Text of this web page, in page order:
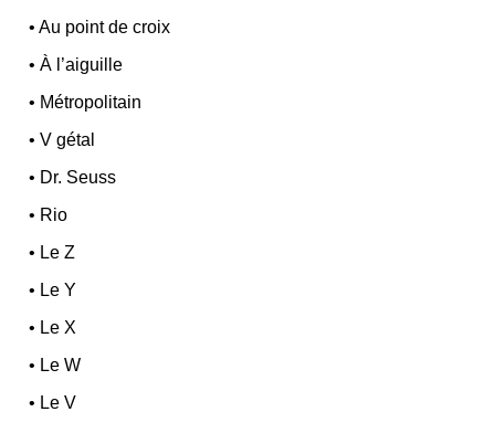
•Au point de croix
•À l’aiguille
• Métropolitain
•V gétal
• Dr. Seuss
• Rio
• Le Z
• Le Y
• Le X
• Le W
• Le V